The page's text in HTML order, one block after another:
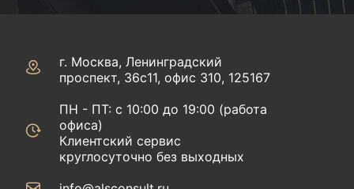
г. Москва, Ленинградский
проспект, 36с11, офис 310, 125167
ПН - ПТ: с 10:00 до 19:00 (работа
офиса)
Клиентский сервис
круглосуточно без выходных